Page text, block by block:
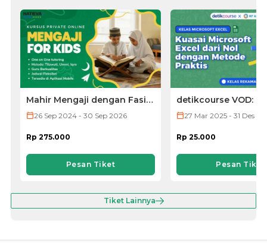
Mahir Mengaji dengan Fasih
untuk Anak Anda dengan
Tilawati, dan Ummi
26 Sep 2024 - 30 Sep 2026
Rp 275.000
Pesan Tiket
detikcourse VOD:
Microsoft Excel
27 Mar 2025 - 31 Des
Rp 25.000
Pesan Tiket
Tiket Lainnya